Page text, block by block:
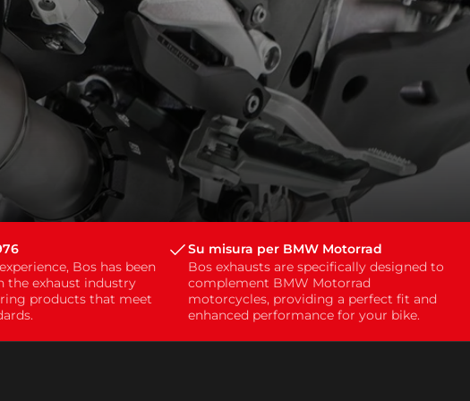
Bos has been
the exhaust industry
products that meet
Su misura per BMW Motorrad
Bos exhausts are specifically designed to
complement BMW Motorrad
motorcycles, providing a perfect fit and
enhanced performance for your bike.